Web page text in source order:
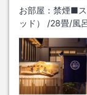
お部屋： 禁煙■ス
ッド）
/28畳/風